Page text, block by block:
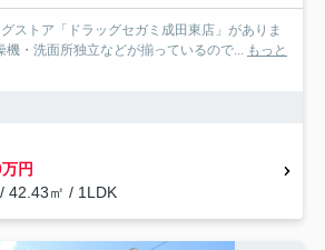
ストア「ドラッグセガミ成田東店」がありま
機・洗面所独立などが揃っているので... もっと
円
42.43㎡ / 1LDK